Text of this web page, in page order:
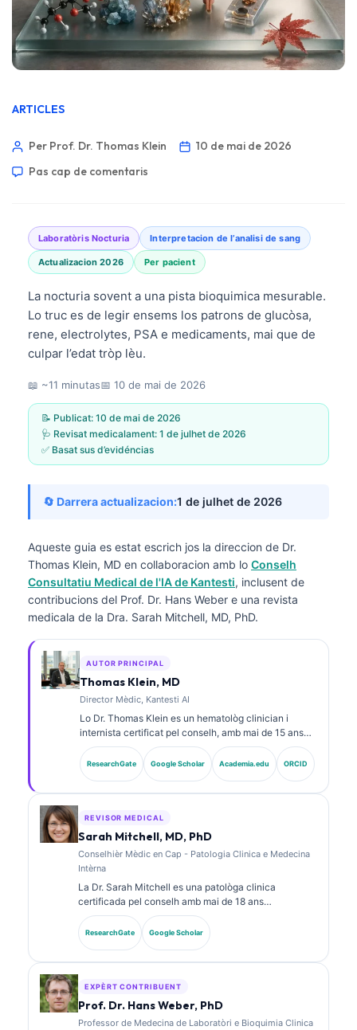
ARTICLES
Per Prof. Dr. Thomas Klein
10 de mai de 2026
Pas cap de comentaris
Laboratòris Nocturia Interpretacion de l’analisi de sang
Actualizacion 2026 Per pacient
La nocturia sovent a una pista bioquimica mesurable.
Lo truc es de legir ensems los patrons de glucòsa,
rene, electrolytes, PSA e medicaments, mai que de
culpar l’edat tròp lèu.
📖 ~11 minutas📅 10 de mai de 2026
📝 Publicat: 10 de mai de 2026
🩺 Revisat medicalament: 1 de julhet de 2026
✅ Basat sus d’evidéncias
🔄 Darrera actualizacion:1 de julhet de 2026
Aqueste guia es estat escrich jos la direccion de Dr.
Thomas Klein, MD en collaboracion amb lo Conselh
Consultatiu Medical de l'IA de Kantesti, inclusent de
contribucions del Prof. Dr. Hans Weber e una revista
medicala de la Dra. Sarah Mitchell, MD, PhD.
AUTOR PRINCIPAL
Thomas Klein, MD
Director Mèdic, Kantesti AI
Lo Dr. Thomas Klein es un hematològ clinician i
internista certificat pel conselh, amb mai de 15 ans
d’experiència en medicina de laboratòri e anàlisi
clinica assistida per IA. Com a director mèdic a
Kantesti AI, proveís una supervisió clinica de
biomarcadors e los diagnòstics de laboratòri en
temes de medicina de laboratòri.
ResearchGate Google Scholar Academia.edu ORCID
REVISOR MEDICAL
Sarah Mitchell, MD, PhD
Conselhièr Mèdic en Cap - Patologia Clinica e Medecina
Intèrna
La Dr. Sarah Mitchell es una patològa clinica
certificada pel conselh amb mai de 18 ans
d’experiéncia en medicina de laboratòri e analisi
diagnostica. Tèn de certificacions d’especialitat en
quimia clinica e a publicat fòrça sus de panèls de
ResearchGate Google Scholar
EXPÈRT CONTRIBUENT
Prof. Dr. Hans Weber, PhD
Professor de Medecina de Laboratòri e Bioquimia Clinica